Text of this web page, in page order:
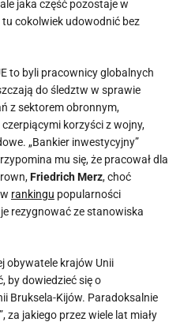
jaka część pozostaje w
cokolwiek udowodnić bez
to byli pracownicy globalnych
do śledztw w sprawie
z sektorem obronnym,
korzyści z wojny,
„Bankier inwestycyjny”
mu się, że pracował dla
Friedrich Merz, choć
rankingu popularności
rezygnować ze stanowiska
obywatele krajów Unii
by dowiedzieć się o
Bruksela-Kijów. Paradoksalnie
za jakiego przez wiele lat miały